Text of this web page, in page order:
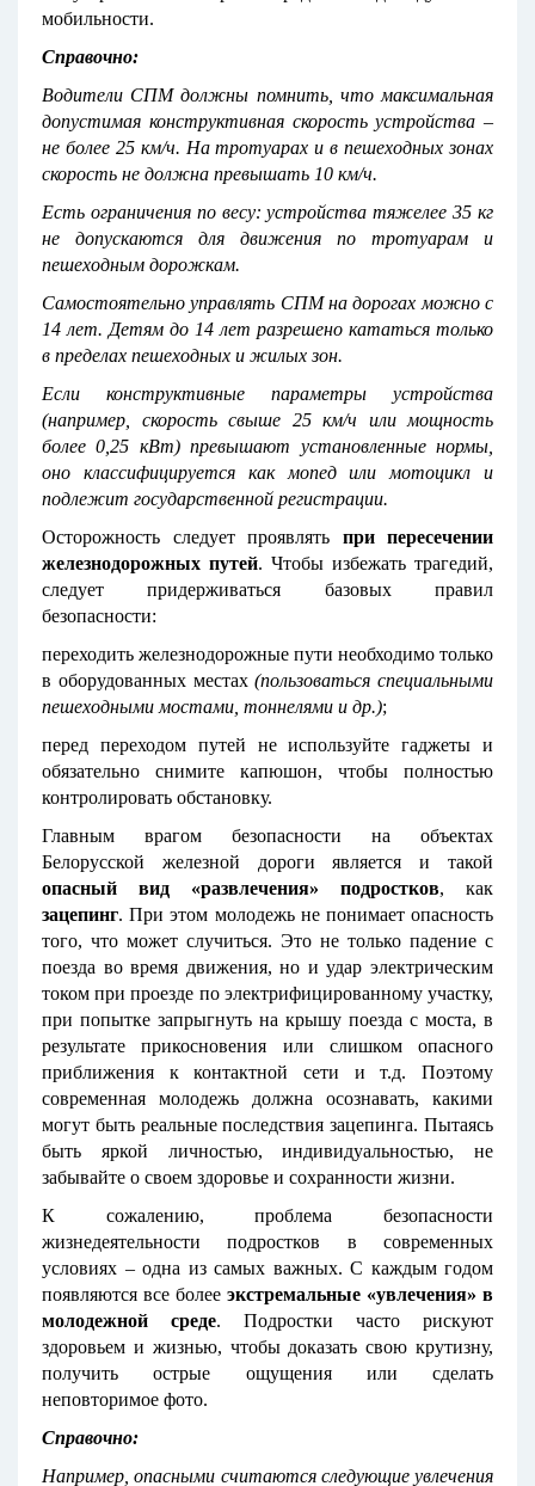
мобильности.
Справочно:
Водители СПМ должны помнить, что максимальная
допустимая конструктивная скорость устройства –
не более 25 км/ч. На тротуарах и в пешеходных зонах
скорость не должна превышать 10 км/ч.
Есть ограничения по весу: устройства тяжелее 35 кг
не допускаются для движения по тротуарам и
пешеходным дорожкам.
Самостоятельно управлять СПМ на дорогах можно с
14 лет. Детям до 14 лет разрешено кататься только
в пределах пешеходных и жилых зон.
Если конструктивные параметры устройства
(например, скорость свыше 25 км/ч или мощность
более 0,25 кВт) превышают установленные нормы,
оно классифицируется как мопед или мотоцикл и
подлежит государственной регистрации.
Осторожность следует проявлять при пересечении
железнодорожных путей. Чтобы избежать трагедий,
следует придерживаться базовых правил
безопасности:
переходить железнодорожные пути необходимо только
в оборудованных местах(пользоваться специальными
пешеходными мостами, тоннелями и др.);
перед переходом путей не используйте гаджеты и
обязательно снимите капюшон, чтобы полностью
контролировать обстановку.
Главным врагом безопасности на объектах
Белорусской железной дороги является и такой
опасный вид «развлечения» подростков, как
зацепинг. При этом молодежь не понимает опасность
того, что может случиться. Это не только падение с
поезда во время движения, но и удар электрическим
током при проезде по электрифицированному участку,
при попытке запрыгнуть на крышу поезда с моста, в
результате прикосновения или слишком опасного
приближения к контактной сети и т.д. Поэтому
современная молодежь должна осознавать, какими
могут быть реальные последствия зацепинга. Пытаясь
быть яркой личностью, индивидуальностью, не
забывайте о своем здоровье и сохранности жизни.
К сожалению, проблема безопасности
жизнедеятельности подростков в современных
условиях – одна из самых важных. С каждым годом
появляются все более экстремальные «увлечения» в
молодежной среде. Подростки часто рискуют
здоровьем и жизнью, чтобы доказать свою крутизну,
получить острые ощущения или сделать
неповторимое фото.
Справочно:
Например, опасными считаются следующие увлечения